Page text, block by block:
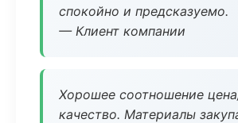
спокойно и предсказуемо.
— Клиент компании
Хорошее соотношение
качество. Материалы